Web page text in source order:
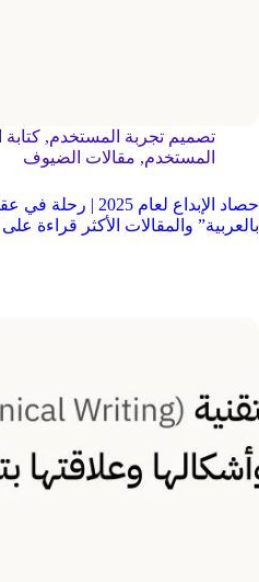
تصميم تجربة المستخدم,
المستخدم, مقالات الضيوف
بالعربية” والمقالات الأكثر قراءة